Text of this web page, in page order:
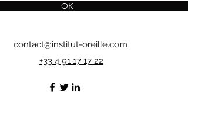
OK
contact@institut-oreille.com
+33 4 91 17 17 22